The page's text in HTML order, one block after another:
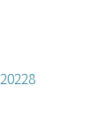
20228